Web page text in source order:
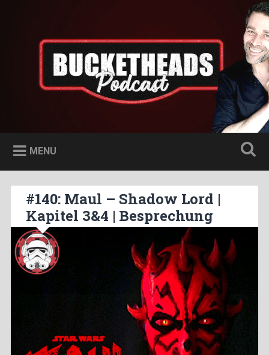
MENU
#140: Maul – Shadow Lord |
Kapitel 3&4 | Besprechung